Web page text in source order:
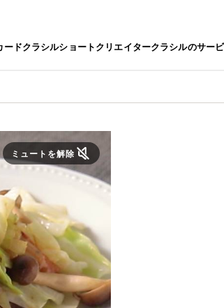
ードクラシルショートクリエイタークラシルのサー
ミュートを解除